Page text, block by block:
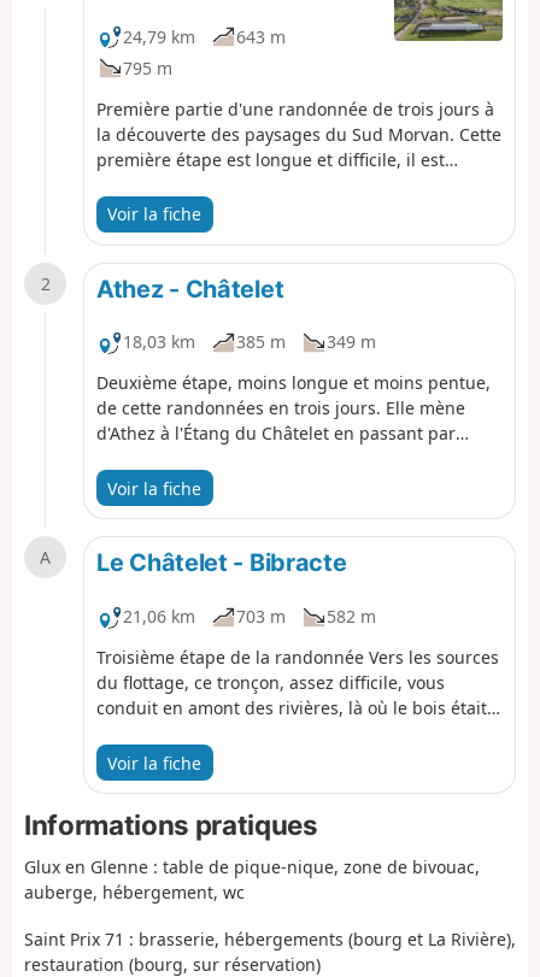
24,79 km
643 m
795 m
Première partie d'une randonnée de trois jours à
la découverte des paysages du Sud Morvan. Cette
première étape est longue et difficile, il est
Rivière" tout près du Crot Morin. Les Gorges de la
Canche sont un site sensible classé Natura 2000,
il est nécessaire de le préserver et de se montrer
discret. Ce site magnifique ne peut être
après un orage, neige ou glace. une piste permet
de l'éviter si besoin.
Voir la fiche
2 Athez - Châtelet
18,03 km 385 m
349 m
Deuxième étape, moins longue et moins pentue,
de cette randonnées en trois jours. Elle mène
d'Athez à l'Étang du Châtelet en passant par
Arleuf et le théâtre des Bardiaux. D'étang en
étang, vous marcherez dans les pas des flotteurs
de bois.
Voir la fiche
A Le Châtelet - Bibracte
21,06 km 703 m
582 m
Troisième étape de la randonnée Vers les sources
du flottage, ce tronçon, assez difficile, vous
conduit en amont des rivières, là où le bois était
mer... en attendant le grand flot (provoqué par le
lâcher des étangs), le bois était alors mis à l'eau
et poursuivait sa route, non sans embûches,
jusqu'à Clamecy où il était attaché en radeaux. Il
continuait alors tranquillement son voyage vers
Paris où il était vendu.
Voir la fiche
Informations pratiques
Glux en Glenne : table de pique-nique, zone de bivouac,
auberge, hébergement, wc
Saint Prix 71 : brasserie, hébergements (bourg et La Rivière),
restauration (bourg, sur réservation)